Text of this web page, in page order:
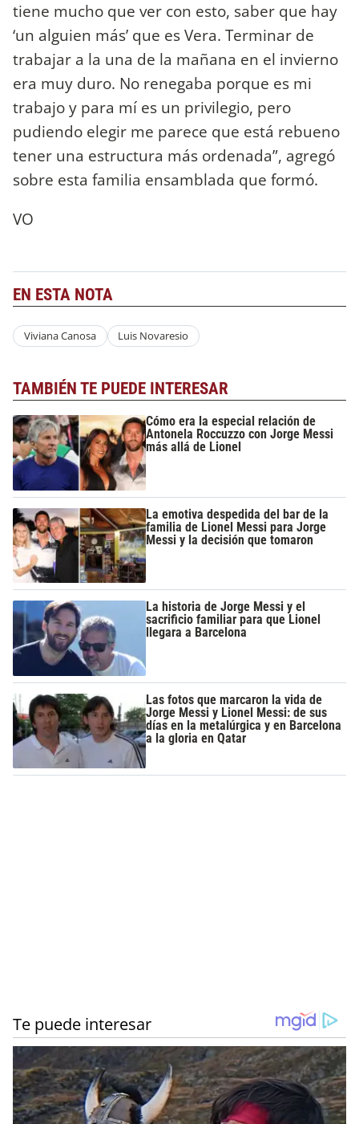
tiene mucho que ver con esto, saber que hay
‘un alguien más’ que es Vera. Terminar de
trabajar a la una de la mañana en el invierno
era muy duro. No renegaba porque es mi
trabajo y para mí es un privilegio, pero
pudiendo elegir me parece que está rebueno
tener una estructura más ordenada”, agregó
sobre esta familia ensamblada que formó.
VO
EN ESTA NOTA
Viviana Canosa Luis Novaresio
TAMBIÉN TE PUEDE INTERESAR
Cómo era la especial relación de
Antonela Roccuzzo con Jorge Messi
más allá de Lionel
La emotiva despedida del bar de la
familia de Lionel Messi para Jorge
Messi y la decisión que tomaron
La historia de Jorge Messi y el
sacrificio familiar para que Lionel
llegara a Barcelona
Las fotos que marcaron la vida de
Jorge Messi y Lionel Messi: de sus
días en la metalúrgica y en Barcelona
a la gloria en Qatar